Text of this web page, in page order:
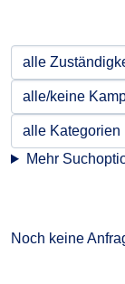
Mehr
Noch keine